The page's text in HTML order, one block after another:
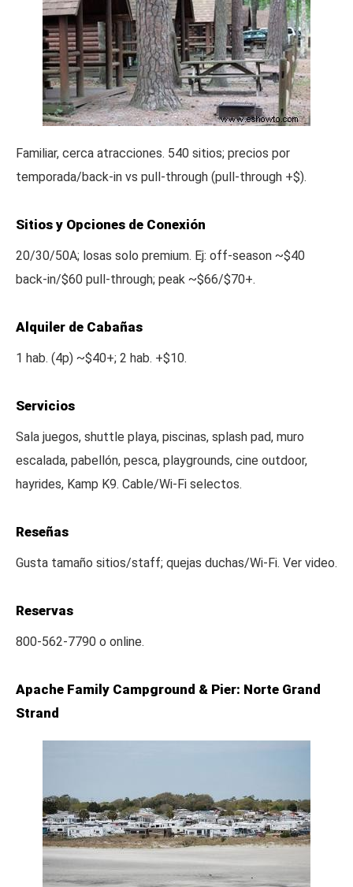
Familiar, cerca atracciones. 540 sitios; precios por
temporada/back-in vs pull-through (pull-through +$).
Sitios y Opciones de Conexión
20/30/50A; losas solo premium. Ej: off-season ~$40
back-in/$60 pull-through; peak ~$66/$70+.
Alquiler de Cabañas
1 hab. (4p) ~$40+; 2 hab. +$10.
Servicios
Sala juegos, shuttle playa, piscinas, splash pad, muro
escalada, pabellón, pesca, playgrounds, cine outdoor,
hayrides, Kamp K9. Cable/Wi-Fi selectos.
Reseñas
Gusta tamaño sitios/staff; quejas duchas/Wi-Fi. Ver video.
Reservas
800-562-7790 o online.
Apache Family Campground & Pier: Norte Grand
Strand